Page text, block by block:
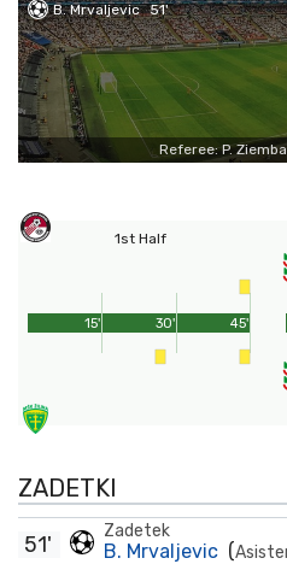
B. Mrvaljevic 51'
Referee: P. Ziemba
1st Half
45'
15' 30'
ZADETKI
Zadetek
B. Mrvaljevic (
51'